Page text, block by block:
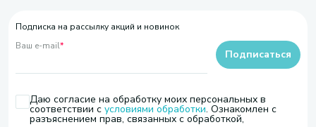
Подписка на рассылку акций и новинок
Ваш e-mail*
Даю согласие на обработку моих персональных в
соответствии с условиями обработки. Ознакомлен с
разъяснением прав, связанных с обработкой,
Подписаться